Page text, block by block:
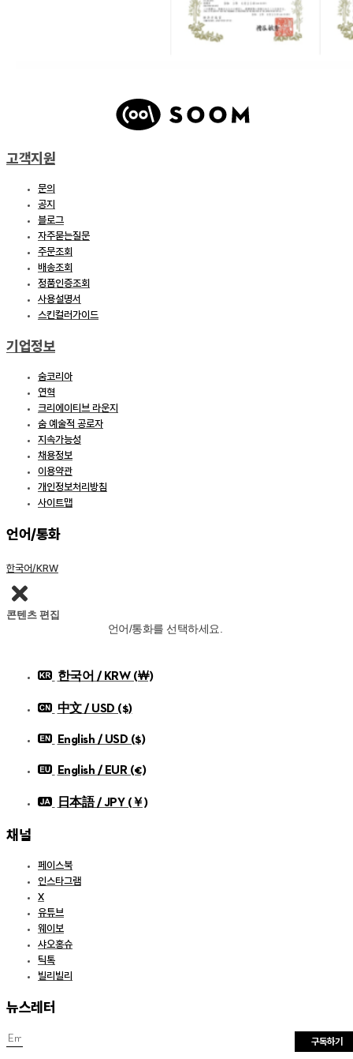
고객지원
문의
공지
블로그
자주묻는질문
주문조회
배송조회
정품인증조회
사용설명서
스킨컬러가이드
기업정보
숨코리아
연혁
크리에이티브 라운지
숨 예술적 공로자
지속가능성
채용정보
이용약관
개인정보처리방침
사이트맵
언어/통화
한국어/KRW
콘텐츠 편집
언어/통화를 선택하세요.
한국어 / KRW (￦)
中文 / USD ($)
English / USD ($)
English / EUR (€)
日本語 / JPY (￥)
채널
페이스북
인스타그램
X
유튜브
웨이보
샤오홍슈
틱톡
빌리빌리
뉴스레터
구독하기